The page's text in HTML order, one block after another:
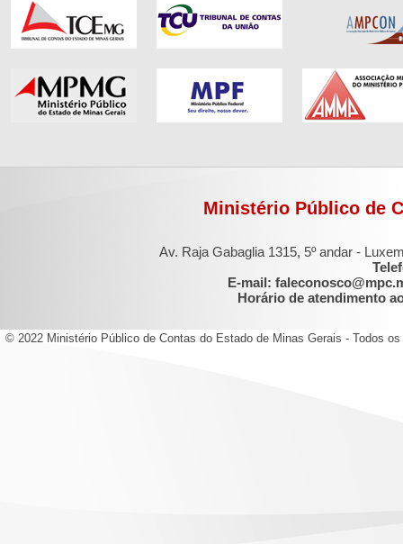
Ministério Público de
Av. Raja Gabaglia 1315, 5º andar -
E-mail:
Horário de atendimento
© 2022 Ministério Público de Contas do Estado de Minas Gerais - Todos